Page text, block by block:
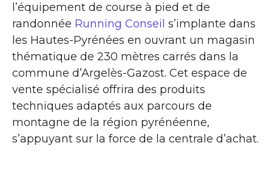
l’équipement de course à pied et de
randonnée Running Conseil s’implante dans
les Hautes-Pyrénées en ouvrant un magasin
thématique de 230 mètres carrés dans la
commune d’Argelès-Gazost. Cet espace de
vente spécialisé offrira des produits
techniques adaptés aux parcours de
montagne de la région pyrénéenne,
s’appuyant sur la force de la centrale d’achat.